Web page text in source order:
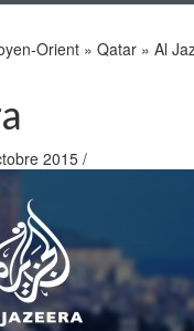
Orient » Qatar » Al
2015/